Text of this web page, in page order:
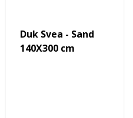
Duk Svea - Sand
140X300 cm